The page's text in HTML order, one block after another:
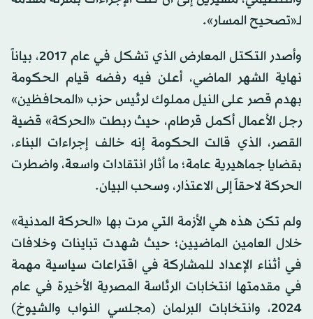
لـ«تصحيح المسار».
وأصدر التكتل المعارض الذي تشكل في عام 2017، بياناً
نهاية الشهر الماضي، أعلن فيه رفضه قيام الحكومة
بهدم قصر على النيل مملوك لرئيس حزب «المحافظين»
رجل الأعمال أكمل قرطام، حيث ربطت «الحركة» قضية
القصر، الذي قالت الحكومة إنه خالف إجراءات البناء،
بقضايا جماهيرية عامة؛ ما أثار انتقادات واسعة، واضطرت
الحركة لاحقاً إلى الاعتذار، وسحب البيان.
ولم تكن هذه هي الأزمة التي مرت بها «الحركة المدنية»
خلال العامين الماضيين؛ حيث شهدت تباينات وخلافات
في أثناء الإعداد للمشاركة في اقتراعات سياسية مهمة
في مقدمتها انتخابات الرئاسة المصرية الأخيرة في عام
2024، وانتخابات البرلمان (مجلسي النواب والشيوخ)